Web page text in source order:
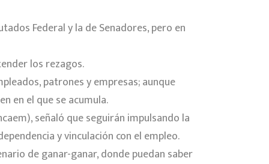
Federal y la de Senadores, pero en
los rezagos.
patrones y empresas; aunque
en el que se acumula.
señaló que seguirán impulsando la
y vinculación con el empleo.
de ganar-ganar, donde puedan saber